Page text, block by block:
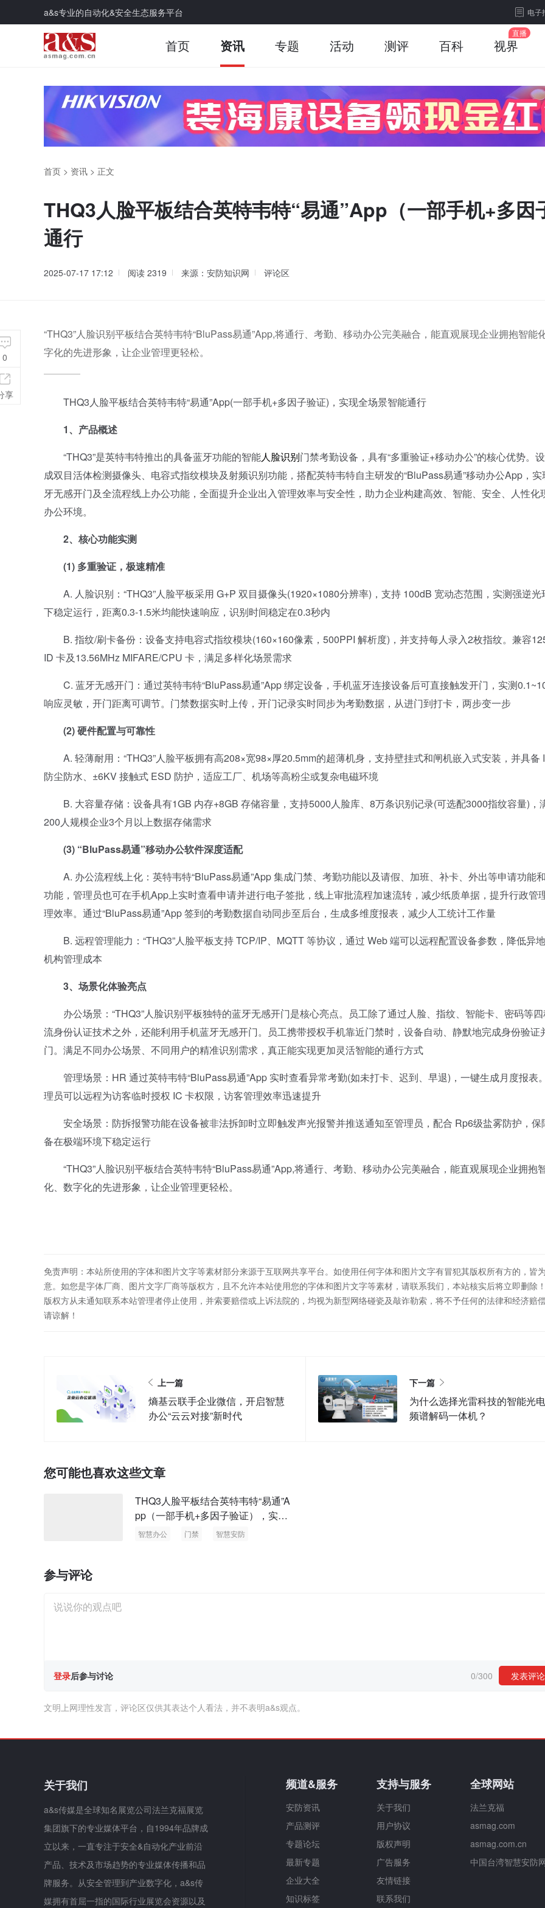
a&s专业的自动化&安全生态服务平台 电子
首页 资讯 专题 活动 测评 百科 视界
首页 > 资讯 > 正文
THQ3人脸平板结合英特韦特“易通”App（一部手机+多
通行
2025-07-17 17:12 阅读 2319 来源：安防知识网 评论区
“THQ3”人脸识别平板结合英特韦特“BluPass易通”App,将通行、考勤、移动办公完美融合，能直观展现企业拥抱智能
字化的先进形象，让企业管理更轻松。
THQ3人脸平板结合英特韦特“易通”App(一部手机+多因子验证)，实现全场景智能通行
1、产品概述
“THQ3”是英特韦特推出的具备蓝牙功能的智能人脸识别门禁考勤设备，具有“多重验证+移动办公”的核心优势。
成双目活体检测摄像头、电容式指纹模块及射频识别功能，搭配英特韦特自主研发的“BluPass易通”移动办公App，实
牙无感开门及全流程线上办公功能，全面提升企业出入管理效率与安全性，助力企业构建高效、智能、安全、人性化
办公环境。
2、核心功能实测
(1) 多重验证，极速精准
A. 人脸识别：“THQ3”人脸平板采用 G+P 双目摄像头(1920×1080分辨率)，支持 100dB 宽动态范围，实测强逆光
下稳定运行，距离0.3-1.5米均能快速响应，识别时间稳定在0.3秒内
B. 指纹/刷卡备份：设备支持电容式指纹模块(160×160像素，500PPI 解析度)，并支持每人录入2枚指纹。兼容
ID 卡及13.56MHz MIFARE/CPU 卡，满足多样化场景需求
C. 蓝牙无感开门：通过英特韦特“BluPass易通”App 绑定设备，手机蓝牙连接设备后可直接触发开门，实测
响应灵敏，开门距离可调节。门禁数据实时上传，开门记录实时同步为考勤数据，从进门到打卡，两步变一步
(2) 硬件配置与可靠性
A. 轻薄耐用：“THQ3”人脸平板拥有高208×宽98×厚20.5mm的超薄机身，支持壁挂式和闸机嵌入式安装，并具备
防尘防水、±6KV 接触式 ESD 防护，适应工厂、机场等高粉尘或复杂电磁环境
B. 大容量存储：设备具有1GB 内存+8GB 存储容量，支持5000人脸库、8万条识别记录(可选配3000指纹容量)，
200人规模企业3个月以上数据存储需求
(3) “BluPass易通”移动办公软件深度适配
A. 办公流程线上化：英特韦特“BluPass易通”App 集成门禁、考勤功能以及请假、加班、补卡、外出等申请功能
功能，管理员也可在手机App上实时查看申请并进行电子签批，线上审批流程加速流转，减少纸质单据，提升行政管
理效率。通过“BluPass易通”App 签到的考勤数据自动同步至后台，生成多维度报表，减少人工统计工作量
B. 远程管理能力：“THQ3”人脸平板支持 TCP/IP、MQTT 等协议，通过 Web 端可以远程配置设备参数，降低异
机构管理成本
3、场景化体验亮点
办公场景：“THQ3”人脸识别平板独特的蓝牙无感开门是核心亮点。员工除了通过人脸、指纹、智能卡、密码等四
流身份认证技术之外，还能利用手机蓝牙无感开门。员工携带授权手机靠近门禁时，设备自动、静默地完成身份验证
门。满足不同办公场景、不同用户的精准识别需求，真正能实现更加灵活智能的通行方式
管理场景：HR 通过英特韦特“BluPass易通”App 实时查看异常考勤(如未打卡、迟到、早退)，一键生成月度报表
理员可以远程为访客临时授权 IC 卡权限，访客管理效率迅速提升
安全场景：防拆报警功能在设备被非法拆卸时立即触发声光报警并推送通知至管理员，配合 Rp6级盐雾防护，保
备在极端环境下稳定运行
“THQ3”人脸识别平板结合英特韦特“BluPass易通”App,将通行、考勤、移动办公完美融合，能直观展现企业拥抱
化、数字化的先进形象，让企业管理更轻松。
免责声明：本站所使用的字体和图片文字等素材部分来源于互联网共享平台。如使用任何字体和图片文字有冒犯其版权所有方的，皆
意。如您是字体厂商、图片文字厂商等版权方，且不允许本站使用您的字体和图片文字等素材，请联系我们，本站核实后将立即删除
版权方从未通知联系本站管理者停止使用，并索要赔偿或上诉法院的，均视为新型网络碰瓷及敲诈勒索，将不予任何的法律和经济赔
请谅解！
上一篇
熵基云联手企业微信，开启智慧
办公“云云对接”新时代
下一篇
为什么选择光雷科技的智能光电
频谱解码一体机？
您可能也喜欢这些文章
THQ3人脸平板结合英特韦特“易通”A
pp（一部手机+多因子验证），实现
全场景智能通行
智慧办公 门禁 智慧安防
参与评论
登录后参与讨论 0/300 发表评论
文明上网理性发言，评论区仅供其表达个人看法，并不表明a&s观点。
0
享
关于我们
a&s传媒是全球知名展览公司法兰克福展览
集团旗下的专业媒体平台，自1994年品牌成
立以来，一直专注于安全&自动化产业前沿
产品、技术及市场趋势的专业媒体传播和品
牌服务。从安全管理到产业数字化，a&s传
媒拥有首屈一指的国际行业展览会资源以及
频道&服务
安防资讯
产品测评
专题论坛
最新专题
企业大全
知识标签
支持与服务
关于我们
用户协议
版权声明
广告服务
友情链接
联系我们
全球网站
法兰克福
asmag.com
asmag.com.cn
中国台湾智慧安防